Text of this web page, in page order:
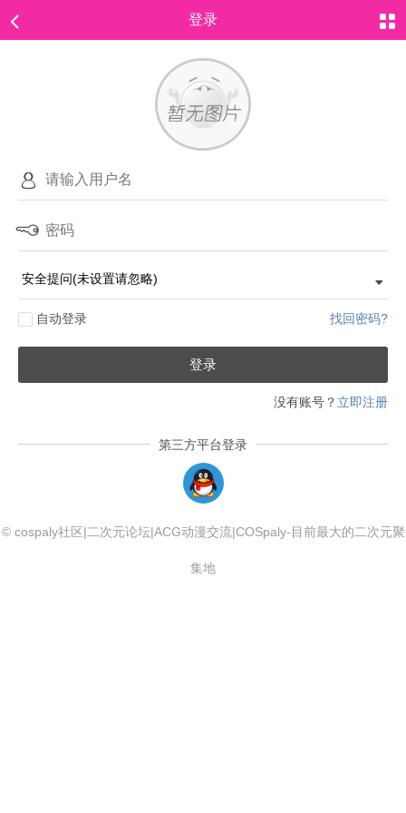
登录
自动登录 找回密码?
登录
没有账号？ 立即注册
第三方平台登录
© cospaly社区|二次元论坛|ACG动漫交流|COSpaly-目前最大的二次元聚
集地